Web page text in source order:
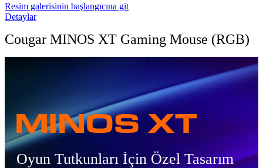
Resim galerisinin başlangıcına git
Detaylar
Cougar MINOS XT Gaming Mouse (RGB)
Oyun Tutkunları İçin Özel Tasarım